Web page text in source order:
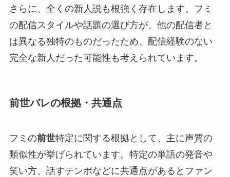
さらに、全くの新人説も根強く存在します。フミ
の配信スタイルや話題の選び方が、他の配信者と
は異なる独特のものだったため、配信経験のない
完全な新人だった可能性も考えられています。
前世バレの根拠・共通点
フミの前世特定に関する根拠として、主に声質の
類似性が挙げられています。特定の単語の発音や
笑い方、話すテンポなどに共通点があるとファン